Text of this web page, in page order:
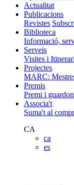
Actualitat
Publicacions
Revistes
Biblioteca
Informació,
Serveis
Visites i
Projectes
MARC:
Premis
Premi i
Associa't
Suma't al
CA
ca
es